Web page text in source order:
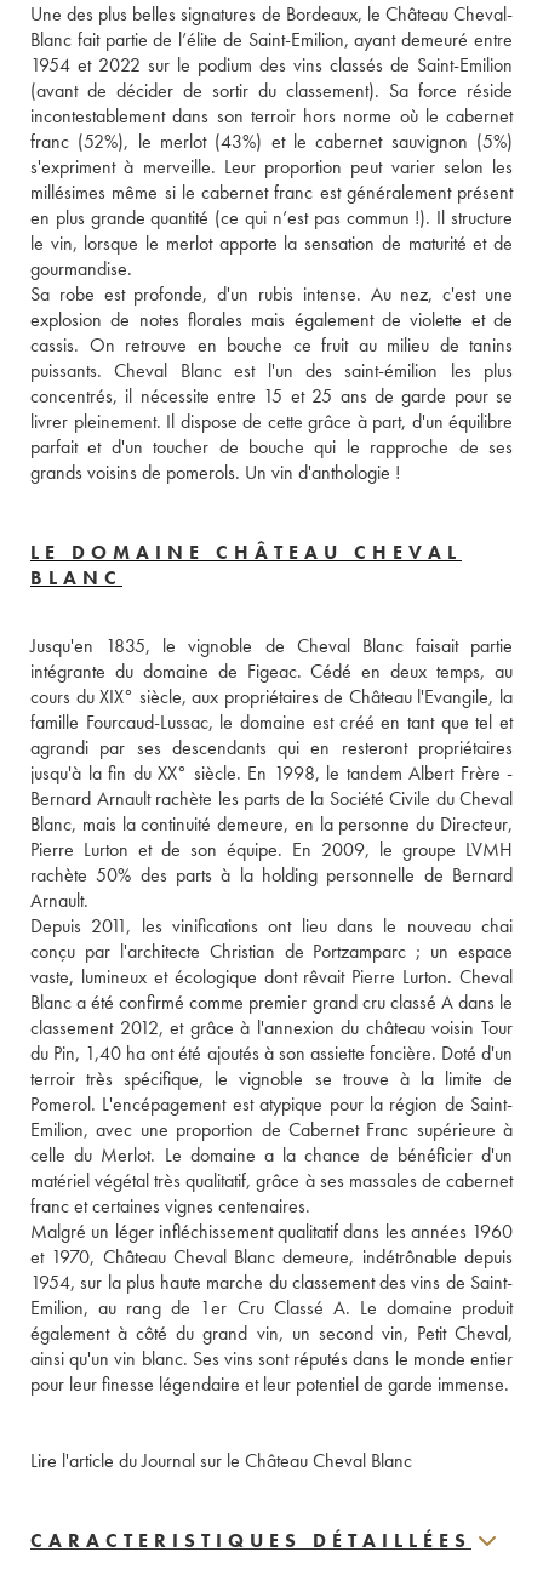
Une des plus belles signatures de Bordeaux, le Château Cheval-
Blanc fait partie de l’élite de Saint-Emilion, ayant demeuré entre
1954 et 2022 sur le podium des vins classés de Saint-Emilion
(avant de décider de sortir du classement). Sa force réside
incontestablement dans son terroir hors norme où le cabernet
franc (52%), le merlot (43%) et le cabernet sauvignon (5%)
s'expriment à merveille. Leur proportion peut varier selon les
millésimes même si le cabernet franc est généralement présent
en plus grande quantité (ce qui n’est pas commun !). Il structure
le vin, lorsque le merlot apporte la sensation de maturité et de
gourmandise.
Sa robe est profonde, d'un rubis intense. Au nez, c'est une
explosion de notes florales mais également de violette et de
cassis. On retrouve en bouche ce fruit au milieu de tanins
puissants. Cheval Blanc est l'un des saint-émilion les plus
concentrés, il nécessite entre 15 et 25 ans de garde pour se
livrer pleinement. Il dispose de cette grâce à part, d'un équilibre
parfait et d'un toucher de bouche qui le rapproche de ses
grands voisins de pomerols. Un vin d'anthologie !
LE DOMAINE CHÂTEAU CHEVAL
BLANC
Jusqu'en 1835, le vignoble de Cheval Blanc faisait partie
intégrante du domaine de Figeac. Cédé en deux temps, au
cours du XIX° siècle, aux propriétaires de Château l'Evangile, la
famille Fourcaud-Lussac, le domaine est créé en tant que tel et
agrandi par ses descendants qui en resteront propriétaires
jusqu'à la fin du XX° siècle. En 1998, le tandem Albert Frère -
Bernard Arnault rachète les parts de la Société Civile du Cheval
Blanc, mais la continuité demeure, en la personne du Directeur,
Pierre Lurton et de son équipe. En 2009, le groupe LVMH
rachète 50% des parts à la holding personnelle de Bernard
Arnault.
Depuis 2011, les vinifications ont lieu dans le nouveau chai
conçu par l'architecte Christian de Portzamparc ; un espace
vaste, lumineux et écologique dont rêvait Pierre Lurton. Cheval
Blanc a été confirmé comme premier grand cru classé A dans le
classement 2012, et grâce à l'annexion du château voisin Tour
du Pin, 1,40 ha ont été ajoutés à son assiette foncière. Doté d'un
terroir très spécifique, le vignoble se trouve à la limite de
Pomerol. L'encépagement est atypique pour la région de Saint-
Emilion, avec une proportion de Cabernet Franc supérieure à
celle du Merlot. Le domaine a la chance de bénéficier d'un
matériel végétal très qualitatif, grâce à ses massales de cabernet
franc et certaines vignes centenaires.
Malgré un léger infléchissement qualitatif dans les années 1960
et 1970, Château Cheval Blanc demeure, indétrônable depuis
1954, sur la plus haute marche du classement des vins de Saint-
Emilion, au rang de 1er Cru Classé A. Le domaine produit
également à côté du grand vin, un second vin, Petit Cheval,
ainsi qu'un vin blanc. Ses vins sont réputés dans le monde entier
Lire l'article du Journal sur le Château Cheval Blanc
CARACTERISTIQUES DÉTAILLÉES